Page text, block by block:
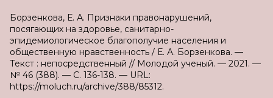
Борзенкова, Е. А. Признаки правонарушений,
посягающих на здоровье, санитарно-
эпидемиологическое благополучие населения и
общественную нравственность / Е. А. Борзенкова. —
Текст : непосредственный // Молодой ученый. — 2021. —
№ 46 (388). — С. 136-138. — URL:
https://moluch.ru/archive/388/85312.